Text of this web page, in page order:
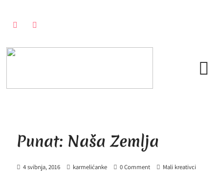
Punat: Naša Zemlja
4 svibnja, 2016 karmelićanke 0 Comment Mali kreativci